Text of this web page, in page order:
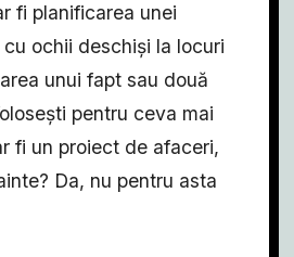
fi planificarea unei
ochii deschiși la locuri
unui fapt sau două
pentru ceva mai
fi un proiect de afaceri,
Da, nu pentru asta